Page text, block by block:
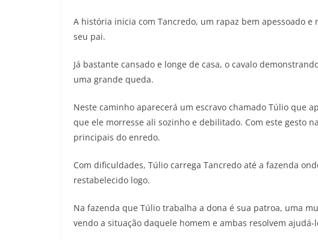
A história inicia com Tancredo, um rapaz bem apessoado e
seu pai.
Já bastante cansado e longe de casa, o cavalo
uma grande queda.
Neste caminho aparecerá um escravo chamado Túlio que
que ele morresse ali sozinho e debilitado. Com este gesto
principais do enredo.
Com dificuldades, Túlio carrega Tancredo até a fazenda
restabelecido logo.
Na fazenda que Túlio trabalha a dona é sua patroa, uma
vendo a situação daquele homem e ambas resolvem